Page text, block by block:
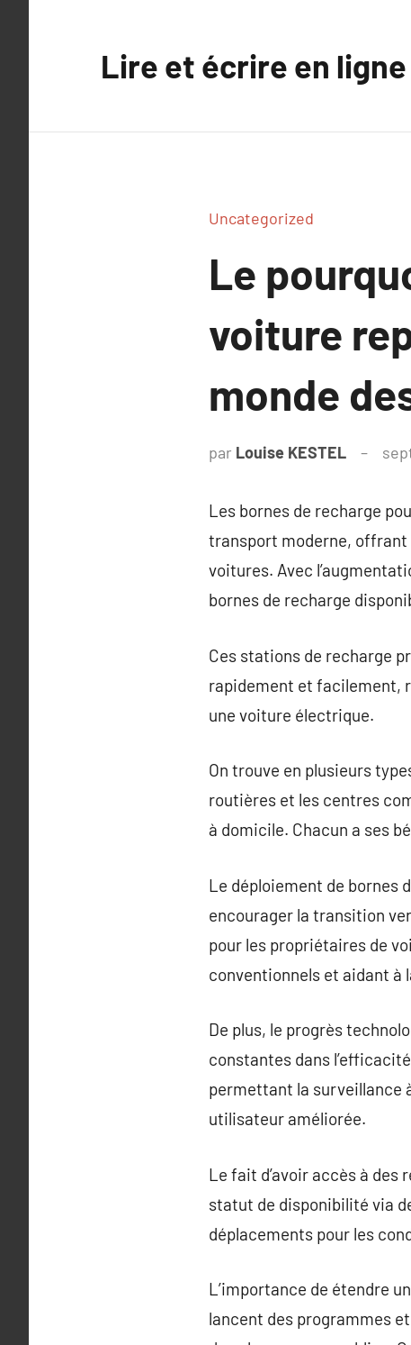
Lire et écrire en ligne
Uncategorized
Le
voiture
monde
par Louise KESTEL
Les bornes de recharge
transport moderne, offrant
voitures. Avec
bornes de recharge
Ces stations de recharge
rapidement et facilement,
une voiture électrique.
On trouve en plusieurs
routières et les centres
à domicile. Chacun a ses
Le déploiement de bornes
encourager la transition
pour les propriétaires de
conventionnels et aidant à
De plus, le progrès
constantes dans
permettant la surveillance
utilisateur améliorée.
Le fait d’avoir accès à
statut de disponibilité via
déplacements pour les
L’importance de étendre
lancent des programmes